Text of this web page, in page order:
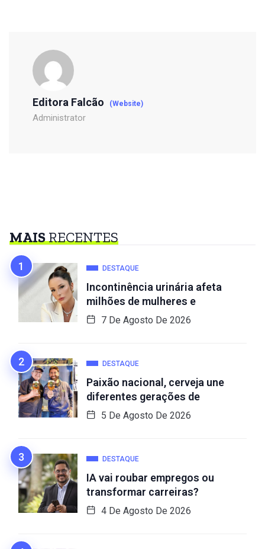
Editora Falcão (Website)
Administrator
MAISRECENTES
DESTAQUE
Incontinência urinária afeta
milhões de mulheres e
7 De Agosto De 2026
DESTAQUE
Paixão nacional, cerveja une
diferentes gerações de
5 De Agosto De 2026
DESTAQUE
IA vai roubar empregos ou
transformar carreiras?
4 De Agosto De 2026